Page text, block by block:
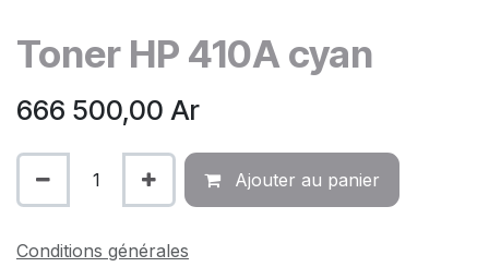
Toner HP 410A cyan
666 500,00 Ar
Ajouter au panier
Conditions générales